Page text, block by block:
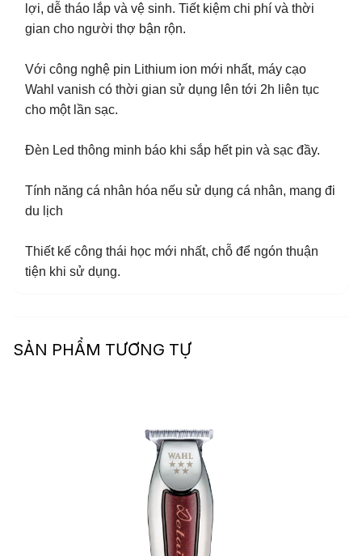
lợi, dễ tháo lắp và vệ sinh. Tiết kiệm chi phí và thời
gian cho người thợ bận rộn.
Với công nghệ pin Lithium ion mới nhất, máy cạo
Wahl vanish có thời gian sử dụng lên tới 2h liên tục
cho một lần sạc.
Đèn Led thông minh báo khi sắp hết pin và sạc đầy.
Tính năng cá nhân hóa nếu sử dụng cá nhân, mang đi
du lịch
Thiết kế công thái học mới nhất, chỗ để ngón thuận
tiện khi sử dụng.
SẢN PHẨM TƯƠNG TỰ